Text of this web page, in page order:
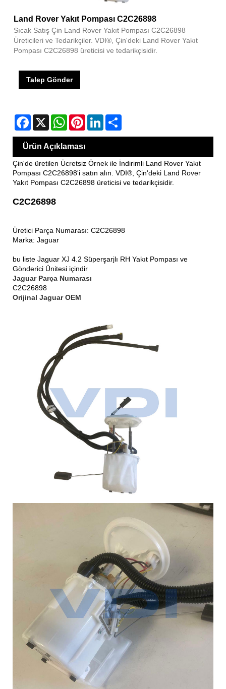
Land Rover Yakıt Pompası C2C26898
Sıcak Satış Çin Land Rover Yakıt Pompası C2C26898
Üreticileri ve Tedarikçiler. VDI®, Çin'deki Land Rover Yakıt
Pompası C2C26898 üreticisi ve tedarikçisidir.
Talep Gönder
Facebook
X WhatsAppPinterestLinkedIn
Ürün Açıklaması
Çin'de üretilen Ücretsiz Örnek ile İndirimli Land Rover Yakıt
Pompası C2C26898'i satın alın. VDI®, Çin'deki Land Rover
Yakıt Pompası C2C26898 üreticisi ve tedarikçisidir.
C2C26898
Üretici Parça Numarası: C2C26898
Marka: Jaguar
bu liste Jaguar XJ 4.2 Süperşarjlı RH Yakıt Pompası ve
Gönderici Ünitesi içindir
Jaguar Parça Numarası
C2C26898
Orijinal Jaguar OEM